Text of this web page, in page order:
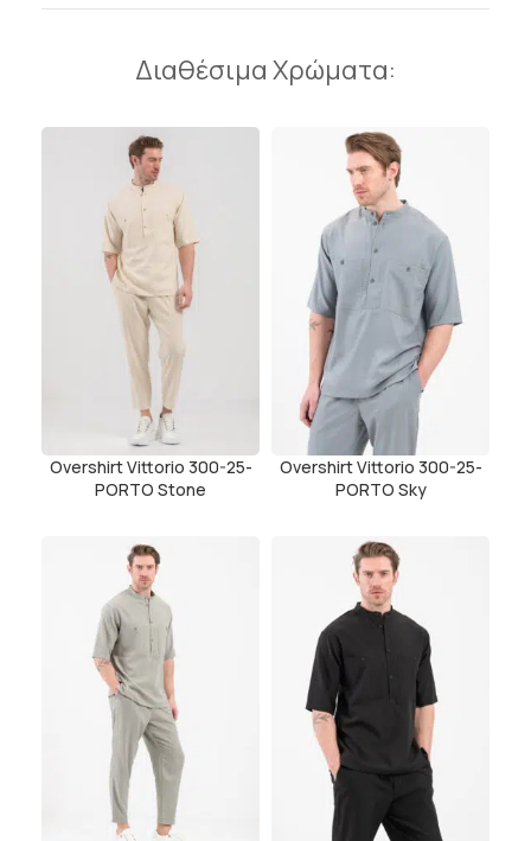
Διαθέσιμα Χρώματα:
Overshirt Vittorio 300-25-
PORTO Stone
Overshirt Vittorio 300-25-
PORTO Sky